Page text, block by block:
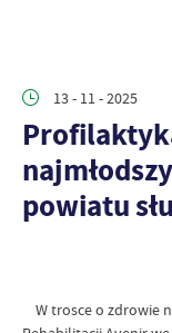
13 - 11 - 2025
powiatu
W trosce o zdrowie